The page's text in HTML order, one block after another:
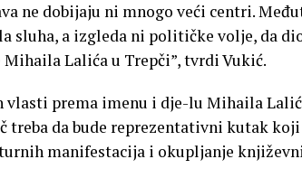
ne dobijaju ni mnogo veći centri.
sluha, a izgleda ni političke volje, da
Lalića u Trepči”, tvrdi Vukić.
vlasti prema imenu i dje-lu Mihaila
treba da bude reprezentativni kutak koji
manifestacija i okupljanje